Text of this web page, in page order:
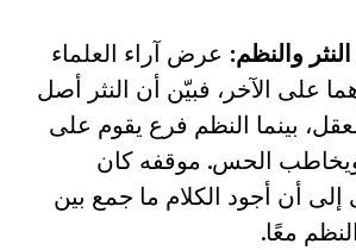
والنظم: عرض آراء العلماء
على الآخر، فبيّن أن النثر أصل
بينما النظم فرع يقوم على
ويخاطب الحس. موقفه كان
إلى أن أجود الكلام ما جمع بين
معًا.